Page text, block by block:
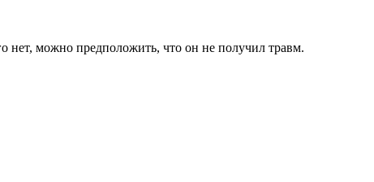
нет, можно предположить, что он не получил травм.